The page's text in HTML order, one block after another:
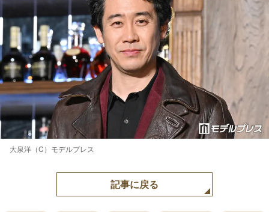
大泉洋（C）モデルプレス
記事に戻る